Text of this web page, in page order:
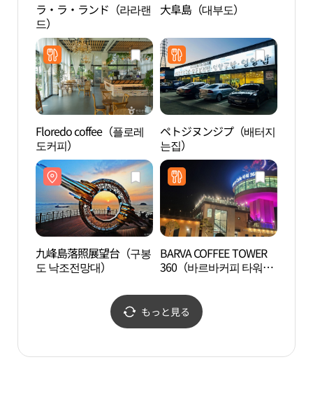
ラ・ラ・ランド（라라랜
드）
大阜島（대부도）
Floredo coffee（플로레
도커피）
ペトジヌンジプ（배터지
는집）
九峰島落照展望台（구봉
도 낙조전망대）
BARVA COFFEE TOWER
360（바르바커피 타워
もっと見る